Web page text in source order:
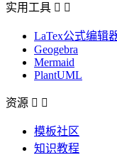
实用工具  
LaTex公式编辑
Geogebra
Mermaid
PlantUML
资源  
模板社区
知识教程